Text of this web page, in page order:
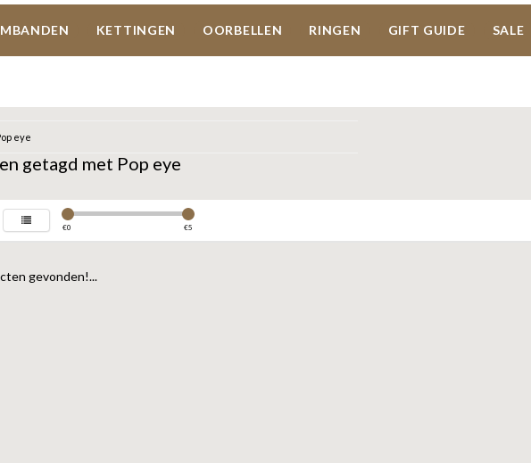
KETTINGEN OORBELLEN RINGEN GIFT GUIDE SALE
eye
getagd met Pop eye
€0 €5
gevonden!...